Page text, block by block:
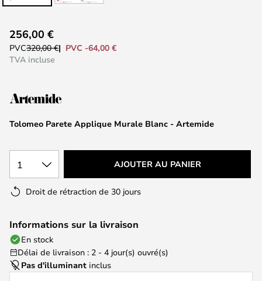
to
the
the
gallery
Tolomeo Parete Applique Murale Blanc - Artemide
256,00 €
PVC320,00 €
PVC -64,00 €
TVA incluse
1 AJOUTER AU PANIER
Droit de rétraction de 30 jours
Informations sur la livraison
En stock
Délai de livraison : 2 - 4 jour(s) ouvré(s)
Pas d'illuminant inclus